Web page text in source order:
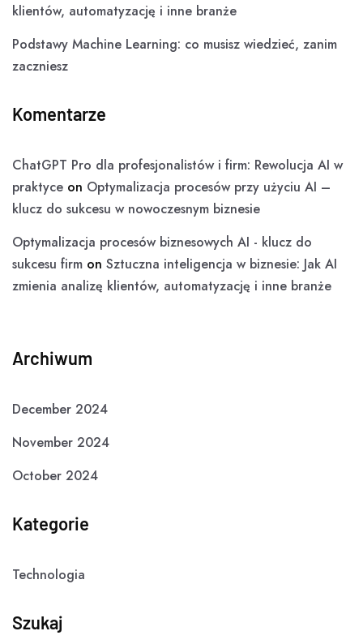
klientów, automatyzację i inne branże
Podstawy Machine Learning: co musisz wiedzieć, zanim
zaczniesz
Komentarze
ChatGPT Pro dla profesjonalistów i firm: Rewolucja AI w
praktyce on Optymalizacja procesów przy użyciu AI –
klucz do sukcesu w nowoczesnym biznesie
Optymalizacja procesów biznesowych AI - klucz do
sukcesu firm on Sztuczna inteligencja w biznesie: Jak AI
zmienia analizę klientów, automatyzację i inne branże
Archiwum
December 2024
November 2024
October 2024
Kategorie
Technologia
Szukaj